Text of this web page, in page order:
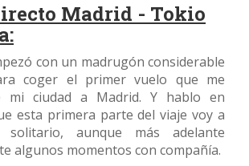
Madrid - Tokio
con un madrugón considerable
coger el primer vuelo que me
mi ciudad a Madrid. Y hablo en
esta primera parte del viaje voy a
solitario, aunque más adelante
algunos momentos con compañía.